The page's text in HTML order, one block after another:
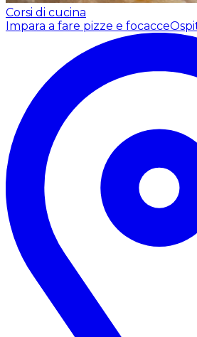
Corsi di cucina
Impara a fare pizze e focacce